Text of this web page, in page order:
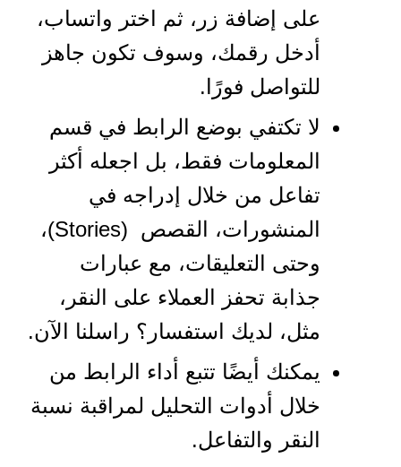
على إضافة زر، ثم اختر واتساب،
أدخل رقمك، وسوف تكون جاهز
للتواصل فورًا.
لا تكتفي بوضع الرابط في قسم
المعلومات فقط، بل اجعله أكثر
تفاعل من خلال إدراجه في
المنشورات، القصص (Stories)،
وحتى التعليقات، مع عبارات
جذابة تحفز العملاء على النقر،
مثل، لديك استفسار؟ راسلنا الآن.
يمكنك أيضًا تتبع أداء الرابط من
خلال أدوات التحليل لمراقبة نسبة
النقر والتفاعل.